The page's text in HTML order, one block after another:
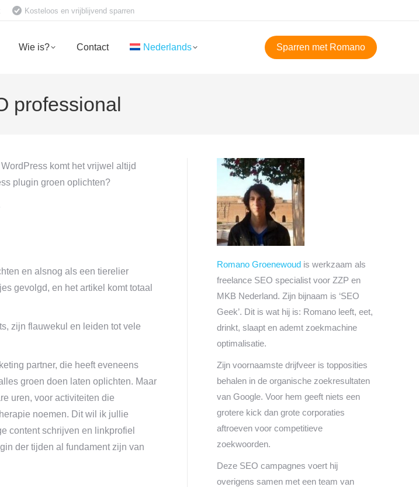
Kosteloos en vrijblijvend sparren
Wie is? Contact Nederlands Sparren met Romano
professional
komt het vrijwel altijd
plugin groen oplichten?
en alsnog als een tierelier
gevolgd, en het artikel komt totaal
zijn flauwekul en leiden tot vele
partner, die heeft eveneens
groen doen laten oplichten. Maar
uren, voor activiteiten die
noemen. Dit wil ik jullie
content schrijven en linkprofiel
der tijden al fundament zijn van
Romano Groenewoud is werkzaam als
freelance SEO specialist voor ZZP en
MKB Nederland. Zijn bijnaam is ‘SEO
Geek’. Dit is wat hij is: Romano leeft, eet,
drinkt, slaapt en ademt zoekmachine
optimalisatie.
Zijn voornaamste drijfveer is topposities
behalen in de organische zoekresultaten
van Google. Voor hem geeft niets een
grotere kick dan grote corporaties
aftroeven voor competitieve
zoekwoorden.
Deze SEO campagnes voert hij
overigens samen met een team van